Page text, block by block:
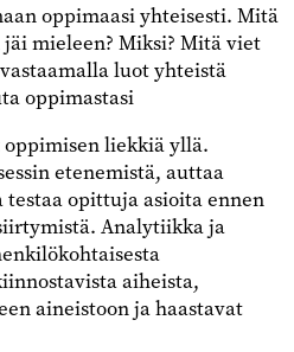
oppimaasi yhteisesti. Mitä
mieleen? Miksi? Mitä viet
luot yhteistä
oppimastasi
liekkiä yllä.
etenemistä, auttaa
opittuja asioita ennen
Analytiikka ja
aiheista,
aineistoon ja haastavat